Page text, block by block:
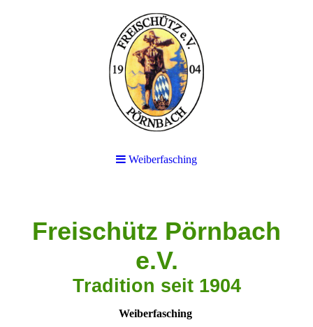
Weiberfasching
Freischütz Pörnbach
e.V.
Tradition seit 1904
Weiberfasching